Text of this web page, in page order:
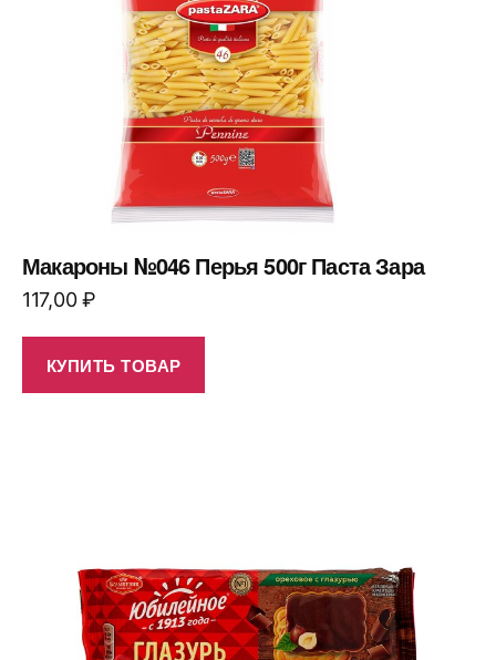
Макароны №046 Перья 500г Паста Зара
117,00₽
КУПИТЬ ТОВАР